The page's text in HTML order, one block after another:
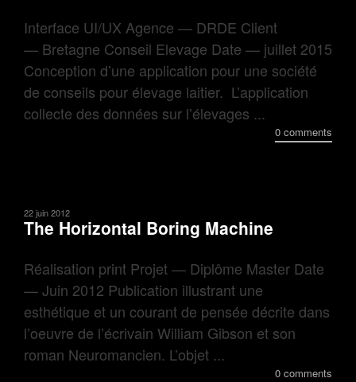
Interface UI/UX Agence — DRDE Client
— Bretagne Conseil Elevage Date — juillet 2015
Conception d’une application pour une société
de conseils pour élevage laitier. L’application
collecte des données sur l’élevages ...
0 comments
22 juin 2012
The Horizontal Boring Machine
Réalisation print Projet — Diplôme Master Date
— Juin 2012 Publication illustrant une
esthétique et un courant de pensée décrite dans
l’oeuvre de l’écrivain William Gibson et son
roman Neuromancien. L’objet ...
0 comments